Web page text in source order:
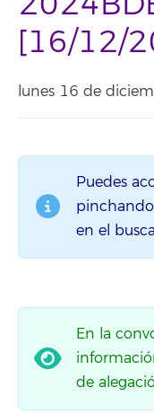
[16/12/
lunes 16 de
Puedes
en el
En la
de